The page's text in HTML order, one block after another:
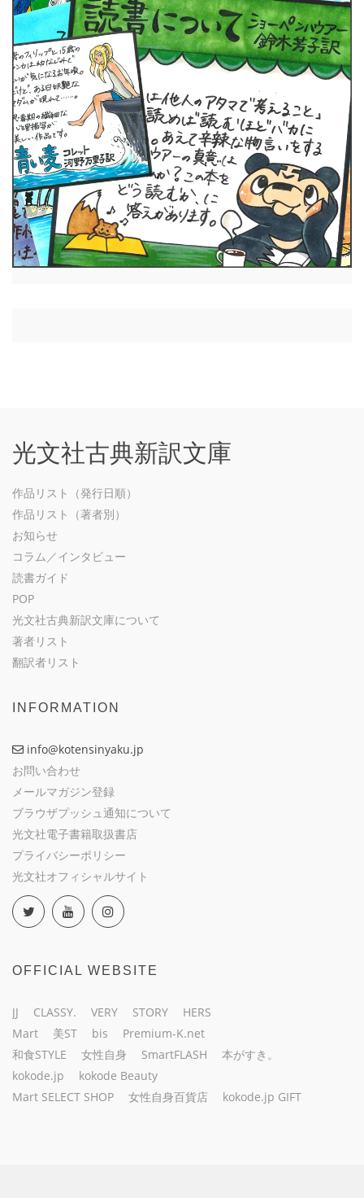
光文社古典新訳文庫
作品リスト（発行日順）
作品リスト（著者別）
お知らせ
コラム／インタビュー
読書ガイド
POP
光文社古典新訳文庫について
著者リスト
翻訳者リスト
INFORMATION
info@kotensinyaku.jp
お問い合わせ
メールマガジン登録
ブラウザプッシュ通知について
光文社電子書籍取扱書店
プライバシーポリシー
光文社オフィシャルサイト
OFFICIAL WEBSITE
JJ CLASSY. VERY STORY
HERS
Mart
美ST bis
Premium-K.net
和食STYLE
女性自身 SmartFLASH
本がすき。
kokode.jp
kokode Beauty
Mart SELECT SHOP
女性自身百貨店 kokode.jp GIFT